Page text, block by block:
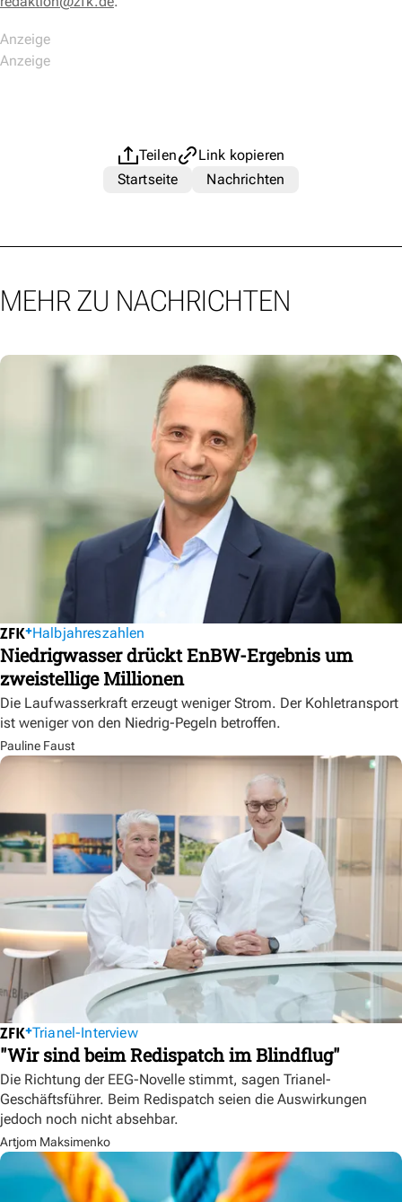
Teilen
Link kopieren
Startseite
Nachrichten
MEHR ZU NACHRICHTEN
Halbjahreszahlen
Niedrigwasser drückt EnBW-Ergebnis um
zweistellige Millionen
Die Laufwasserkraft erzeugt weniger Strom. Der Kohletransport
ist weniger von den Niedrig-Pegeln betroffen.
Pauline Faust
Trianel-Interview
"Wir sind beim Redispatch im Blindflug"
Die Richtung der EEG-Novelle stimmt, sagen Trianel-
Geschäftsführer. Beim Redispatch seien die Auswirkungen
jedoch noch nicht absehbar.
Artjom Maksimenko